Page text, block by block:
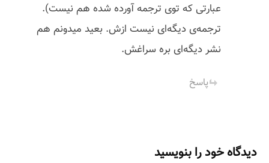
عبارتی که توی ترجمه آورده شده هم نیست).
ترجمه‌ی دیگه‌ای نیست ازش. بعید میدونم هم
نشر دیگه‌ای بره سراغش.
پاسخ
دیدگاه خود را بنویسید